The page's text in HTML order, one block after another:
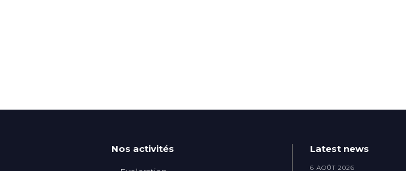
Nos activités Latest news
6 AOÛT 2026